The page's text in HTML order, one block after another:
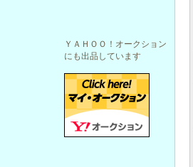
ＹＡＨＯＯ！オークション
にも出品しています